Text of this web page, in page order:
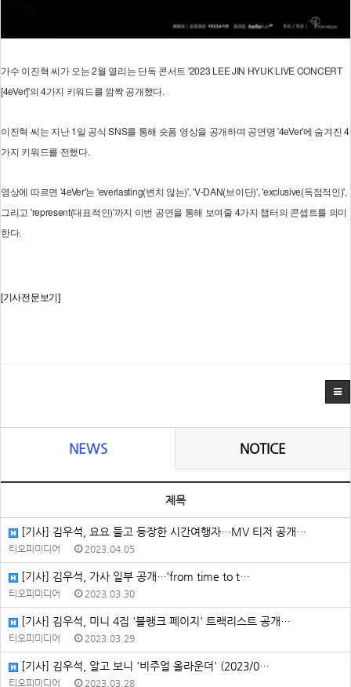
가수 이진혁 씨가 오는 2월 열리는 단독 콘서트 '2023 LEE JIN HYUK LIVE CONCERT
[4eVer]'의 4가지 키워드를 깜짝 공개했다.
이진혁 씨는 지난 1일 공식 SNS를 통해 숏폼 영상을 공개하며 공연명 '4eVer'에 숨겨진 4
가지 키워드를 전했다.
영상에 따르면 '4eVer'는 'everlasting(변치 않는)', 'V-DAN(브이단)', 'exclusive(독점적인)',
그리고 'represent(대표적인)'까지 이번 공연을 통해 보여줄 4가지 챕터의 콘셉트를 의미
한다.
[기사전문보기]
NEWS NOTICE
제목
[기사] 김우석, 요요 들고 등장한 시간여행자…MV 티저 공개…
티오피미디어 2023.04.05
[기사] 김우석, 가사 일부 공개…‘from time to t…
티오피미디어 2023.03.30
[기사] 김우석, 미니 4집 '블랭크 페이지' 트랙리스트 공개…
티오피미디어 2023.03.29
[기사] 김우석, 알고 보니 '비주얼 올라운더' (2023/0…
티오피미디어 2023.03.28